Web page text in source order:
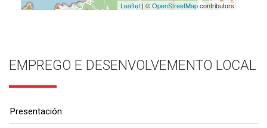
Leaflet| ©OpenStreetMapcontributors
EMPREGO E DESENVOLVEMENTO LOCAL
Presentación